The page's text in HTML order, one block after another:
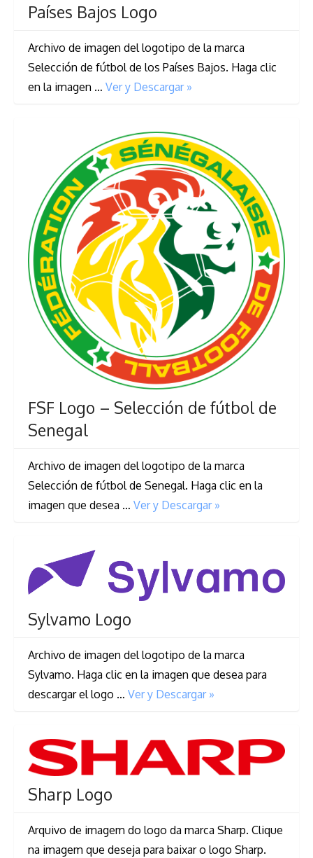
Países Bajos Logo
Archivo de imagen del logotipo de la marca
Selección de fútbol de los Países Bajos. Haga clic
en la imagen … Ver y Descargar »
FSF Logo – Selección de fútbol de
Senegal
Archivo de imagen del logotipo de la marca
Selección de fútbol de Senegal. Haga clic en la
imagen que desea … Ver y Descargar »
Sylvamo Logo
Archivo de imagen del logotipo de la marca
Sylvamo. Haga clic en la imagen que desea para
descargar el logo … Ver y Descargar »
Sharp Logo
Arquivo de imagem do logo da marca Sharp. Clique
na imagem que deseja para baixar o logo Sharp.